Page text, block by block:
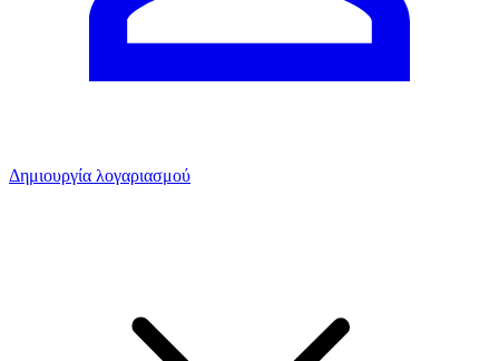
Δημιουργία λογαριασμού